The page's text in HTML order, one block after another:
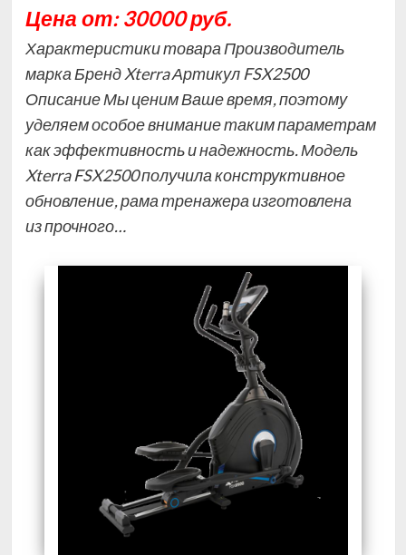
Цена от: 30000 руб.
Характеристики товара Производитель
марка Бренд Xterra Артикул FSX2500
Описание Мы ценим Ваше время, поэтому
уделяем особое внимание таким параметрам
как эффективность и надежность. Модель
Xterra FSX2500 получила конструктивное
обновление, рама тренажера изготовлена
из прочного…